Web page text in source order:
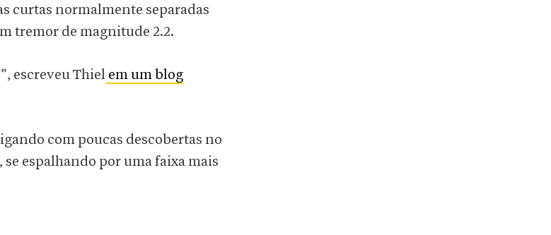
curtas normalmente separadas
tremor de magnitude 2.2.
escreveu Thiel em um blog
com poucas descobertas no
espalhando por uma faixa mais